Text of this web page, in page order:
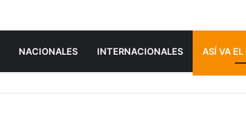
NACIONALES INTERNACIONALES ASÍ VA